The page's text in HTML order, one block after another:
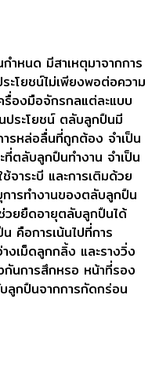
ำหนด มีสาเหตุมาจากการ
ะโยชน์ไม่เพียงพอต่อความ
รื่องมือจักรกลแต่ละแบบ
ประโยชน์ ตลับลูกปืนมี
รหล่อลื่นที่ถูกต้อง จำเป็น
ที่ตลับลูกปืนทำงาน จำเป็น
จาระบี และการเติมด้วย
ารทำงานของตลับลูกปืน
วยยืดอายุตลับลูกปืนได้
คือการเน้นไปที่การ
งเม็ดลูกกลิ้ง และรางวิ่ง
กันการสึกหรอ หน้าที่รอง
ลูกปืนจากการกัดกร่อน